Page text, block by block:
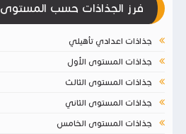
فرز الجذاذات حسب المستوى
جذاذات اعدادي تأهيلي
جذاذات المستوى الأول
جذاذات المستوى الثالث
جذاذات المستوى الثاني
جذاذات المستوى الخامس